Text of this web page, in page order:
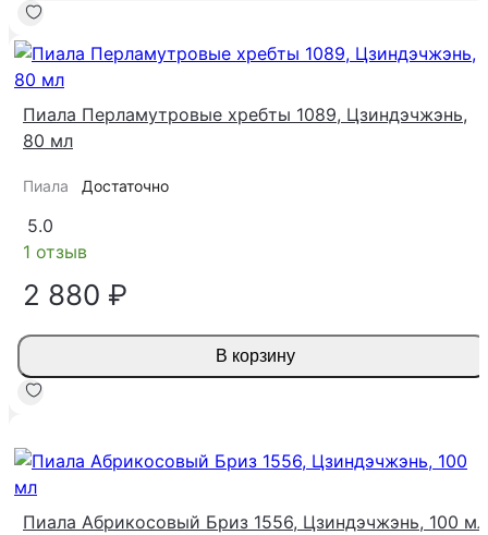
Пиала Перламутровые хребты 1089, Цзиндэчжэнь,
80 мл
Пиала Достаточно
5.0
1 отзыв
2 880 ₽
В корзину
Пиала Абрикосовый Бриз 1556, Цзиндэчжэнь, 100 мл